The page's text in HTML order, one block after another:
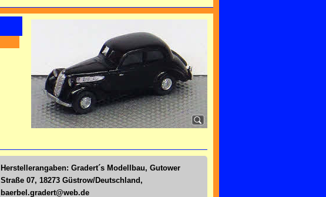
Herstellerangaben: Gradert´s Modellbau, Gutower
Straße 07, 18273 Güstrow/Deutschland,
baerbel.gradert@web.de